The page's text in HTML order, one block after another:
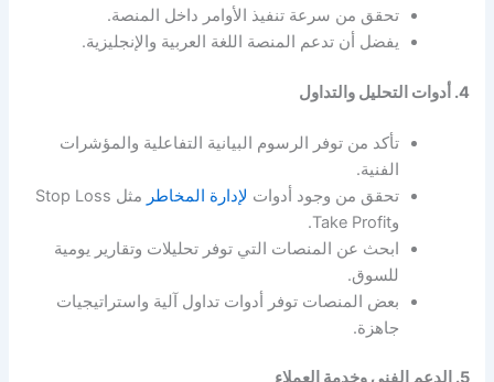
تحقق من سرعة تنفيذ الأوامر داخل المنصة.
يفضل أن تدعم المنصة اللغة العربية والإنجليزية.
4. أدوات التحليل والتداول
تأكد من توفر الرسوم البيانية التفاعلية والمؤشرات
الفنية.
تحقق من وجود أدوات لإدارة المخاطر
مثل Stop Loss
وTake Profit.
ابحث عن المنصات التي توفر تحليلات وتقارير يومية
للسوق.
بعض المنصات توفر أدوات تداول آلية واستراتيجيات
جاهزة.